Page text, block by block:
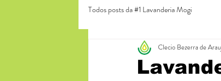
Todos posts da #1 Lavanderia Mogi
Clecio Bezerra de